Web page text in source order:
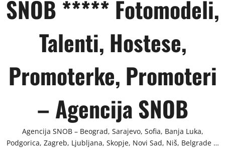
SNOB ***** Fotomodeli,
Talenti, Hostese,
Promoterke, Promoteri
– Agencija SNOB
Agencija SNOB – Beograd, Sarajevo, Sofia, Banja Luka,
Podgorica, Zagreb, Ljubljana, Skopje, Novi Sad, Niš, Belgrade …